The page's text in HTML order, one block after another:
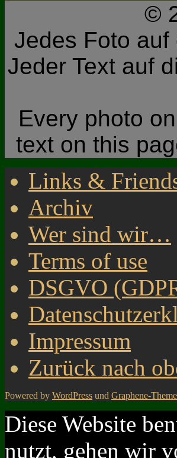
©
Jedes Foto
Jeder Text auf
Every photo
text on this
Links &
Archiv
Wer sind wir…
Terms of use
DSGVO
Impressum
Zurück nach
Powered by WordPress und Graphene-Theme
Diese Website
nutzt, gehen wir